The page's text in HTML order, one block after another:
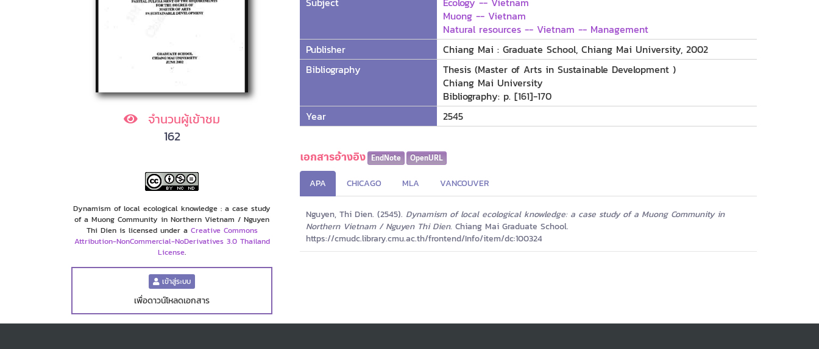
จำนวนผู้เข้าชม
162
Dynamism of local ecological knowledge : a case study
of a Muong Community in Northern Vietnam / Nguyen
Thi Dien is licensed under a Creative Commons
Attribution-NonCommercial-NoDerivatives 3.0 Thailand
License.
เข้าสู่ระบบ
เพื่อดาวน์โหลดเอกสาร
Muong -- Vietnam
Natural resources -- Vietnam -- Management
Publisher
Chiang Mai : Graduate School, Chiang Mai University, 2002
Bibliography
Thesis (Master of Arts in Sustainable Development )
Chiang Mai University
Bibliography: p. [161]-170
Year
2545
เอกสารอ้างอิง EndNote OpenURL
APA CHICAGO MLA VANCOUVER
Nguyen, Thi Dien. (2545). Dynamism of local ecological knowledge: a case study of a Muong Community in
Northern Vietnam / Nguyen Thi Dien. Chiang Mai Graduate School.
https://cmudc.library.cmu.ac.th/frontend/Info/item/dc:100324